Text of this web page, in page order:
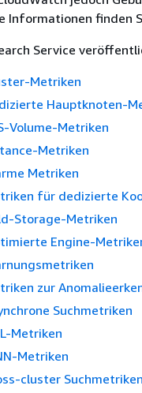
Informationen finden
Service
Metriken
Hauptknoten-
Volume-Metriken
Metriken
Metriken
für dedizierte
Storage-Metriken
Engine-
zur
Suchmetriken
Metriken
Metriken
cluster Suchmetriken